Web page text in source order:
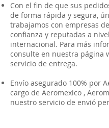
Con el fin de que sus
de forma rápida y segura,
trabajamos con empresas
confianza y reputadas a nivel
internacional. Para más
consulte en nuestra página
servicio de entrega.
Envío asegurado 100% por
cargo de Aeromexico ,
nuestro servicio de envió